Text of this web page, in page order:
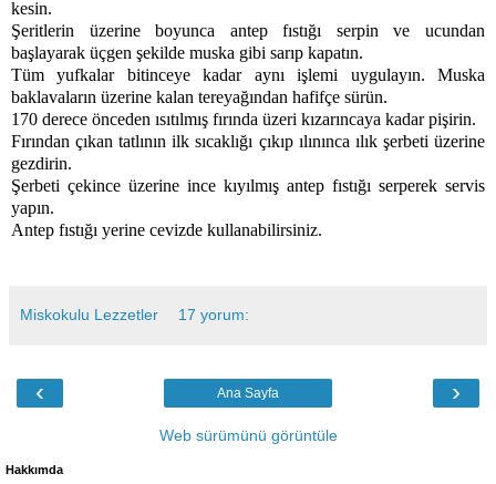
kesin.
Şeritlerin üzerine boyunca antep fıstığı serpin ve ucundan
başlayarak üçgen şekilde muska gibi sarıp kapatın.
Tüm yufkalar bitinceye kadar aynı işlemi uygulayın. Muska
baklavaların üzerine kalan tereyağından hafifçe sürün.
170 derece önceden ısıtılmış fırında üzeri kızarıncaya kadar pişirin.
Fırından çıkan tatlının ilk sıcaklığı çıkıp ılınınca ılık şerbeti üzerine
gezdirin.
Şerbeti çekince üzerine ince kıyılmış antep fıstığı serperek servis
yapın.
Antep fıstığı yerine cevizde kullanabilirsiniz.
Miskokulu Lezzetler 17 yorum:
‹ ›
Ana Sayfa
Web sürümünü görüntüle
Hakkımda